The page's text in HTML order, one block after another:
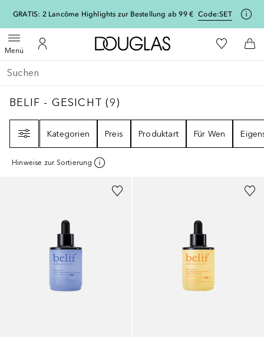
GRATIS: 2 Lancôme Highlights zur Bestellung ab 99 € Code:SET
MenüMenü öffnenZu Meinem Kundenkonto
Zur Douglas Startseite
Zu Meiner
Gehe zurück
Suche ausführen
BELIF - GESICHT9
BELIF - GESICHT (9)
Kategorien
Preis Produktart Für Wen
Hinweise zur Sortierung